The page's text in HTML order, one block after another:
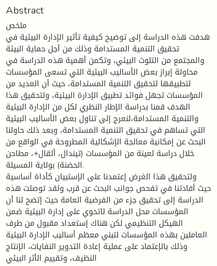
Abstract
ملخص
هدفت هذه الدراسة إلى توضيح كيفية تأثير الإدارة البيئية في
تحقيق التنمية المستدامة وذلك من أجل حماية البيئة
والمجتمع من التلوث البيئي، وتكمن أهمية هذه الدراسة في
محاولة إبراز بعض الأساليب البيئية التي تسعى المؤسسات
لتطبيقها لتحقيق التنمية المستدامة، حيث أن العديد من
المؤسسات تجهل فوائد تطبيق الإدارة البيئية، ولتحقيق هذا
الهدف قمنا بدراسة الإطار النظري لكل من الإدارة البيئية
والتنمية المستدامة،لنعرج إلى تناول بعض الأساليب البيئية
التي تساهم في تحقيق التنمية المستدامة، وبعد ذلك حاولنا
البحث عن إمكانية معالجة الإشكالية المطروحة في الواقع من
خلال دراسة لعينة من المؤسسات (تيندال، ألقال+، مطاحن
الحضنة) بولاية المسيلة.
ولتحقيق هذا الغرض إعتمدنا على الإستبيان كأداة أساسية
حيث أفادتنا في تفحص جوانب البحث عن قرب ولقد توصلت هذه
الدراسة إلى تحقيق جزء من الفرضية العامة حيث إتضح لنا أن
المؤسسات محل الدراسة لاتحوي على إدارة البيئية ضمن
الهيكل التنظيمي لكن هناك إستعداد مقبول من طرف
العاملين بهذه المؤسسات لتبني معظم أساليب الإدارة البيئية
وذلك بالإعتماد على عملية إعادة التدوير النفايات، الإنتاج
النظيف، وتقييم الأثر البيئي